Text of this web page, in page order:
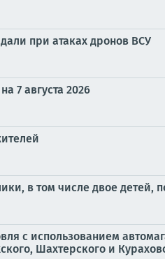
при атаках дронов ВСУ
7 августа 2026
в том числе двое детей,
с использованием
Шахтерского и